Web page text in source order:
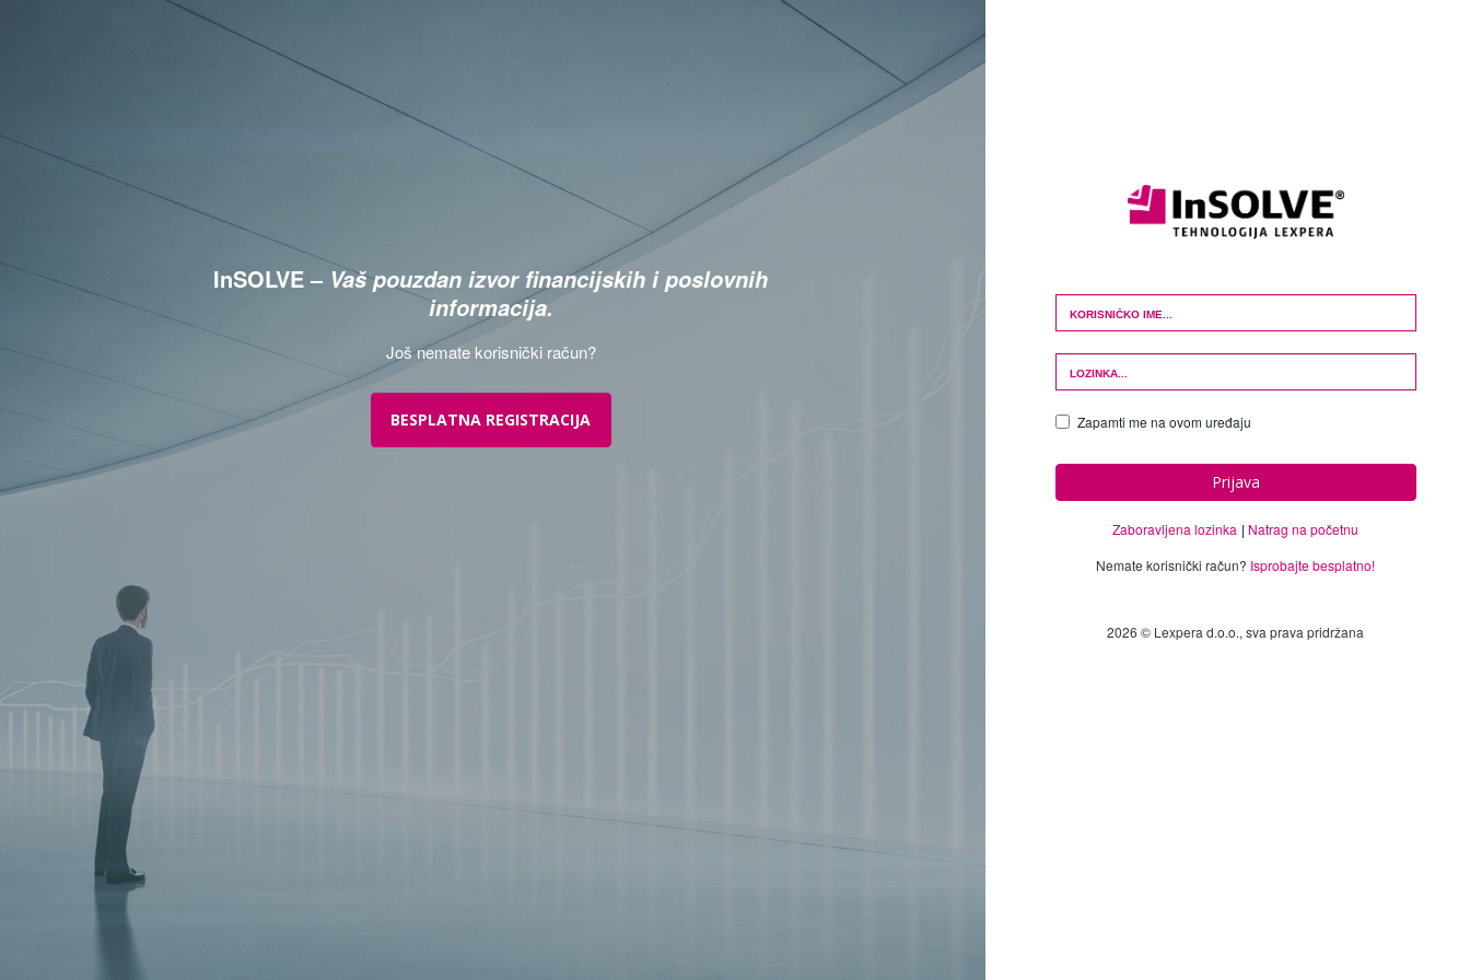
InSOLVE – Vaš pouzdan izvor financijskih i poslovnih
informacija.
Još nemate korisnički račun?
BESPLATNA REGISTRACIJA
Login Form
Zapamti me na ovom uređaju
Prijava
Zaboravljena lozinka
Natrag na početnu
Nemate korisnički račun? Isprobajte besplatno!
2026 © Lexpera d.o.o., sva prava pridržana